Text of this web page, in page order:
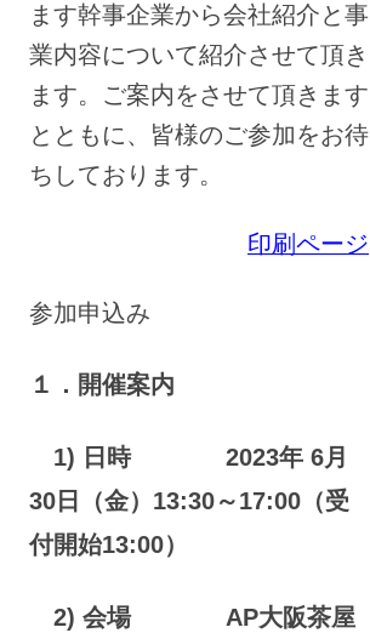
ます幹事企業から会社紹介と事
業内容について紹介させて頂き
ます。ご案内をさせて頂きます
とともに、皆様のご参加をお待
ちしております。
印刷ページ
参加申込み
１．開催案内
1) 日時 2023年 6月
30日（金）13:30～17:00（受
付開始13:00）
2) 会場 AP大阪茶屋